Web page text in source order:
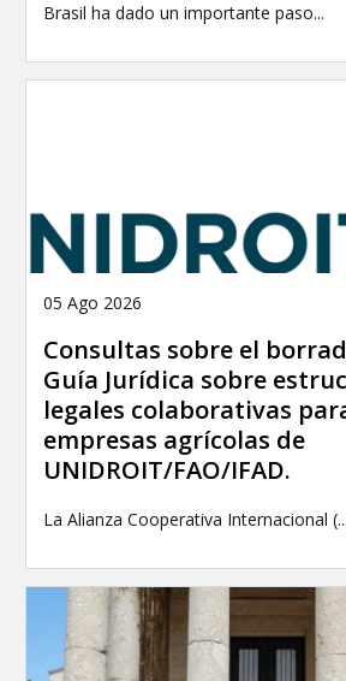
Brasil ha dado un importante paso...
05 Ago 2026
Consultas sobre el
Guía Jurídica sobre
legales colaborativas
empresas agrícolas de
UNIDROIT/FAO/IFAD.
La Alianza Cooperativa Internacional (...